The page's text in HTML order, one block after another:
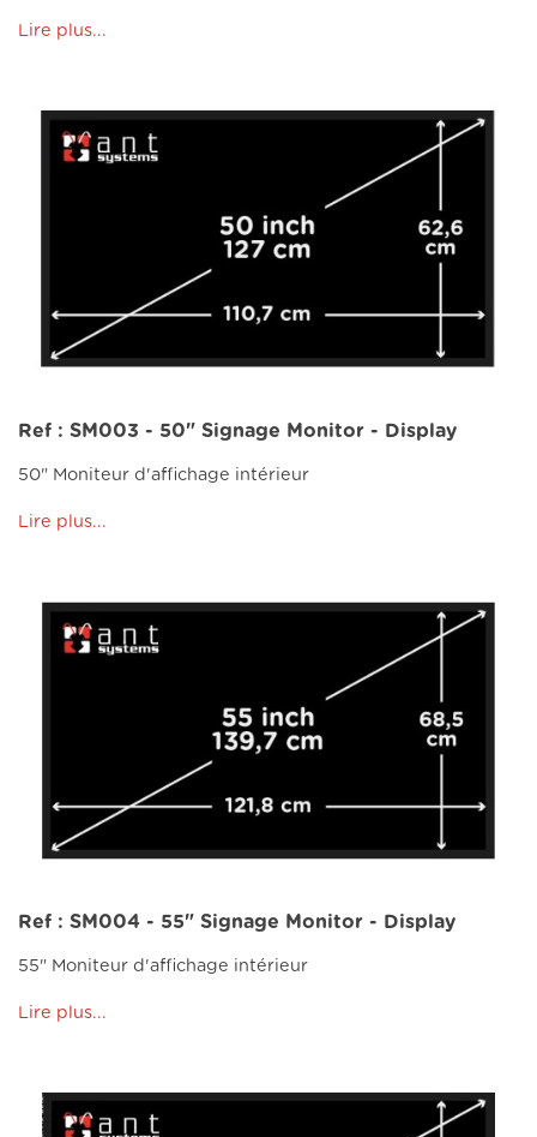
Lire plus...
Ref : SM003 - 50" Signage Monitor - Display
50" Moniteur d'affichage intérieur
Lire plus...
Ref : SM004 - 55" Signage Monitor - Display
55" Moniteur d'affichage intérieur
Lire plus...